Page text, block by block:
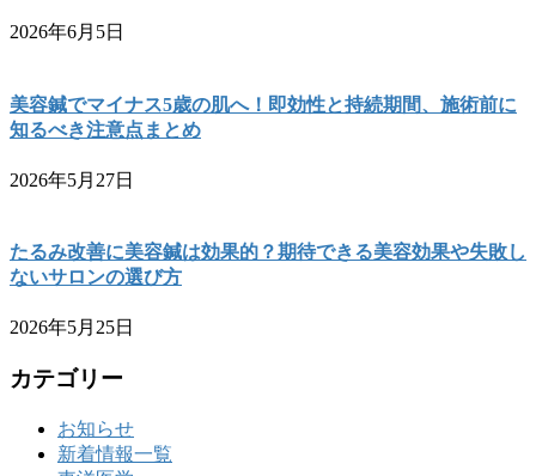
2026年6月5日
美容鍼でマイナス5歳の肌へ！即効性と持続期間、施術前に
知るべき注意点まとめ
2026年5月27日
たるみ改善に美容鍼は効果的？期待できる美容効果や失敗し
ないサロンの選び方
2026年5月25日
カテゴリー
お知らせ
新着情報一覧